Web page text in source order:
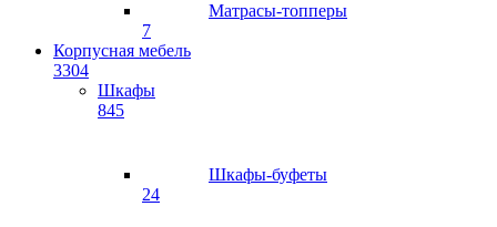
Матрасы-топперы
7
Корпусная мебель
3304
Шкафы
845
Шкафы-буфеты
24